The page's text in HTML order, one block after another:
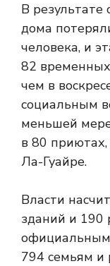
В результате
дома
человека, и
82
чем в
социальным
меньшей
в 80
Ла-Гуайре.
Власти
зданий и 190
794 семьям и